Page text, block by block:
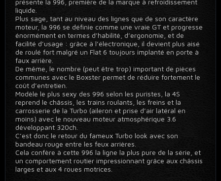
présente la 996, première de la marque à refroidissement
liquide.
Plus sage, tant au niveau des lignes que de son caractère
moteur, la 996 se définie comme une vraie GT et progresse
énormément en termes d’habilité, d’ergonomie, et de
facilité d’usage : grâce à l’électronique, il devient plus aisé
de roulé fort malgré un Flat 6 toujours implanté en porte à
faux arrière.
De même, le nombre (peut être trop) important de pièces
communes avec le Boxster permet de réduire fortement le
coût d’entretien.
Modèle le plus sexy des 996 selon les puristes, la 4S
reprend le châssis, les trains roulants, les freins et la
carrosserie de la Turbo (aileron et prise d’air latéral en
moins) avec le nouveau moteur atmosphérique 3.6
développant 320ch.
C’est donc le retour du fameux Turbo look avec son
bandeau rouge entre les feux arrières.
Cela confère à cette 996 la ligne la plus pure de la série, et
un comportement routier impressionnant grâce aux châssis
larges et aux 4 roues motrices.